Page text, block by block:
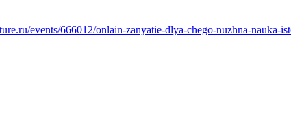
events/666012/onlain-zanyatie-dlya-chego-nuzhna-nauka-